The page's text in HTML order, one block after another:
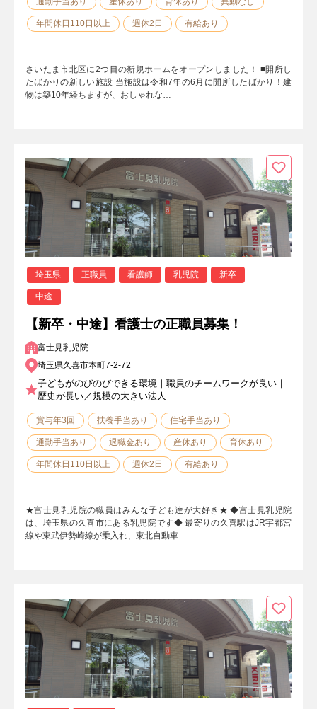
年間休日110日以上 週休2日 有給あり
さいたま市北区に2つ目の新規ホームをオープンしました！ ■開所し
たばかりの新しい施設 当施設は令和7年の6月に開所したばかり！建
物は築10年経ちますが、おしゃれな…
埼玉県 正職員 看護師 乳児院 新卒
中途
【新卒・中途】看護士の正職員募集！
富士見乳児院
埼玉県久喜市本町7-2-72
子どもがのびのびできる環境｜職員のチームワークが良い｜
歴史が長い／規模の大きい法人
賞与年3回 扶養手当あり 住宅手当あり
通勤手当あり 退職金あり 産休あり 育休あり
年間休日110日以上 週休2日 有給あり
★富士見乳児院の職員はみんな子ども達が大好き★ ◆富士見乳児院
は、埼玉県の久喜市にある乳児院です◆ 最寄りの久喜駅はJR宇都宮
線や東武伊勢崎線が乗入れ、東北自動車…